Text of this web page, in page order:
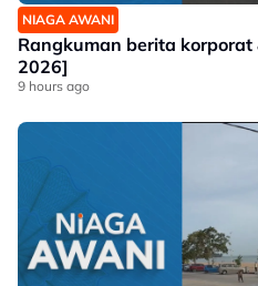
NIAGA AWANI
Rangkuman berita
2026]
9 hours ago